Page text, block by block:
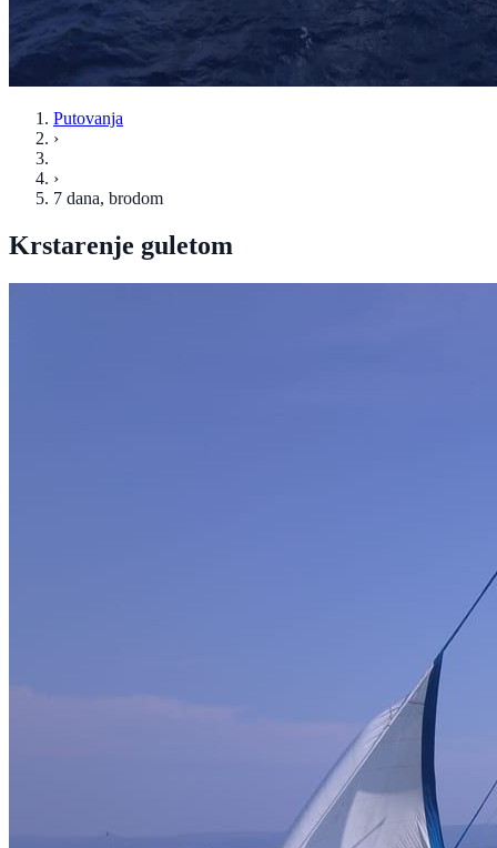
Putovanja
›
›
7 dana, brodom
Krstarenje guletom